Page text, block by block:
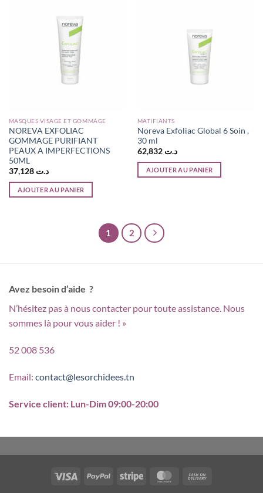
MASQUES VISAGE ET GOMMAGE
NOREVA EXFOLIAC
GOMMAGE PURIFIANT
PEAUX A IMPERFECTIONS
50ML
د.ت 37,128
AJOUTER AU PANIER
MATIFIANTS
Noreva Exfoliac Global 6 Soin ,
30 ml
د.ت 62,832
AJOUTER AU PANIER
1 2
Avez besoin d’aide ?
N’hésitez pas à nous contacter pour toute assistance. Nous
sommes là pour vous aider ! »
52 008 536
Email: contact@lesorchidees.tn
Service client: Lun-Dim 09:00-20:00
Visa PayPal Stripe MasterCard